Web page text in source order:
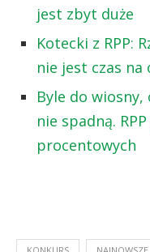
jest zbyt duże
Kotecki z RPP:
nie jest czas
Byle do
nie spadną.
procentowych
KONKURS NAJNOWSZE